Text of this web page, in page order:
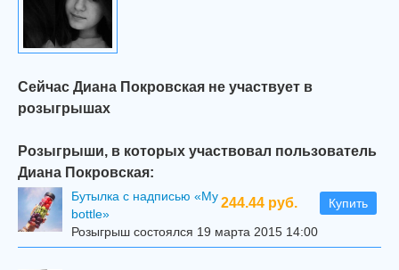
Сейчас Диана Покровская не участвует в
розыгрышах
Розыгрыши, в которых участвовал пользователь
Диана Покровская:
244.44 руб. Купить
Бутылка с надписью «My
bottle»
Розыгрыш состоялся 19 марта 2015 14:00